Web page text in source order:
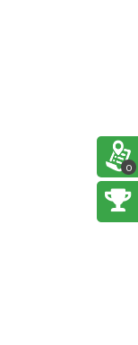
0